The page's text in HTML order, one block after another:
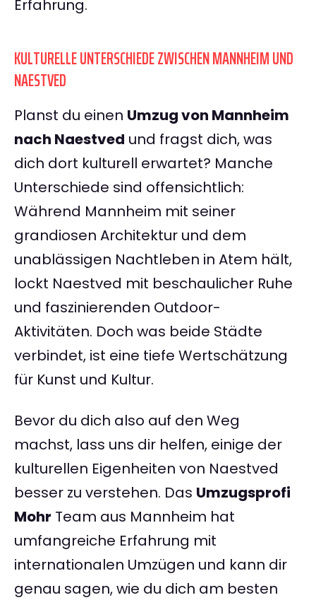
Erfahrung.
KULTURELLE UNTERSCHIEDE ZWISCHEN MANNHEIM UND
NAESTVED
Planst du einen Umzug von Mannheim
nach Naestved und fragst dich, was
dich dort kulturell erwartet? Manche
Unterschiede sind offensichtlich:
Während Mannheim mit seiner
grandiosen Architektur und dem
unablässigen Nachtleben in Atem hält,
lockt Naestved mit beschaulicher Ruhe
und faszinierenden Outdoor-
Aktivitäten. Doch was beide Städte
verbindet, ist eine tiefe Wertschätzung
für Kunst und Kultur.
Bevor du dich also auf den Weg
machst, lass uns dir helfen, einige der
kulturellen Eigenheiten von Naestved
besser zu verstehen. Das Umzugsprofi
Mohr Team aus Mannheim hat
umfangreiche Erfahrung mit
internationalen Umzügen und kann dir
genau sagen, wie du dich am besten